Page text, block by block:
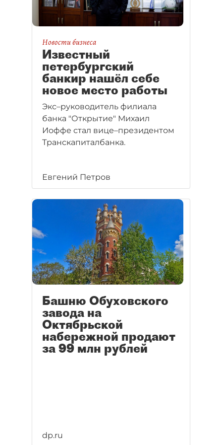
Новости бизнеса
Известный
петербургский
банкир нашёл себе
новое место работы
Экс–руководитель филиала
банка "Открытие" Михаил
Иоффе стал вице–президентом
Транскапиталбанка.
Евгений Петров
Башню Обуховского
завода на
Октябрьской
набережной продают
за 99 млн рублей
dp.ru